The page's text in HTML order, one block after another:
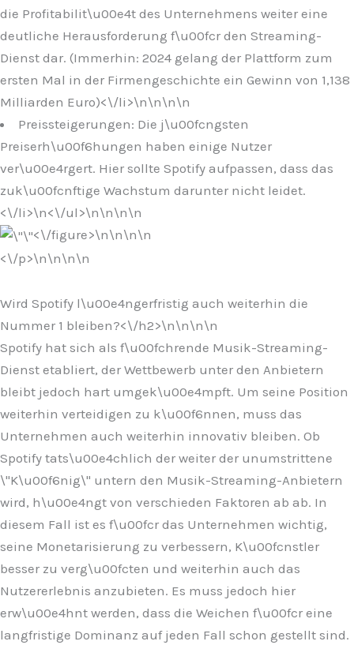
die Profitabilit\u00e4t des Unternehmens weiter eine
deutliche Herausforderung f\u00fcr den Streaming-
Dienst dar. (Immerhin: 2024 gelang der Plattform zum
ersten Mal in der Firmengeschichte ein Gewinn von 1,138
Milliarden Euro)<\/li>\n\n\n\n
Preissteigerungen: Die j\u00fcngsten
Preiserh\u00f6hungen haben einige Nutzer
ver\u00e4rgert. Hier sollte Spotify aufpassen, dass das
zuk\u00fcnftige Wachstum darunter nicht leidet.
<\/li>\n<\/ul>\n\n\n\n
<\/figure>\n\n\n\n
<\/p>\n\n\n\n
Wird Spotify l\u00e4ngerfristig auch weiterhin die
Nummer 1 bleiben?<\/h2>\n\n\n\n
Spotify hat sich als f\u00fchrende Musik-Streaming-
Dienst etabliert, der Wettbewerb unter den Anbietern
bleibt jedoch hart umgek\u00e4mpft. Um seine Position
weiterhin verteidigen zu k\u00f6nnen, muss das
Unternehmen auch weiterhin innovativ bleiben. Ob
Spotify tats\u00e4chlich der weiter der unumstrittene
\"K\u00f6nig\" untern den Musik-Streaming-Anbietern
wird, h\u00e4ngt von verschieden Faktoren ab ab. In
diesem Fall ist es f\u00fcr das Unternehmen wichtig,
seine Monetarisierung zu verbessern, K\u00fcnstler
besser zu verg\u00fcten und weiterhin auch das
Nutzererlebnis anzubieten. Es muss jedoch hier
erw\u00e4hnt werden, dass die Weichen f\u00fcr eine
langfristige Dominanz auf jeden Fall schon gestellt sind.